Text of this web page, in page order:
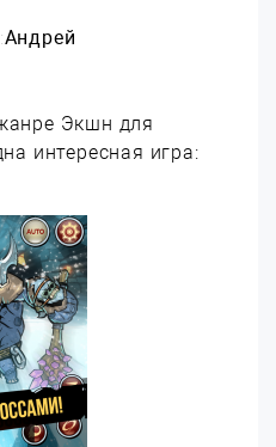
Андрей
Экшн для
интересная игра: